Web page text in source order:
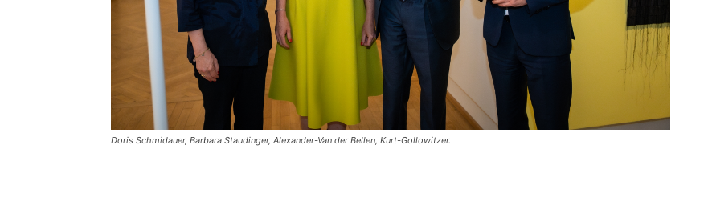
Doris Schmidauer, Barbara Staudinger, Alexander-Van der Bellen, Kurt-Gollowitzer.